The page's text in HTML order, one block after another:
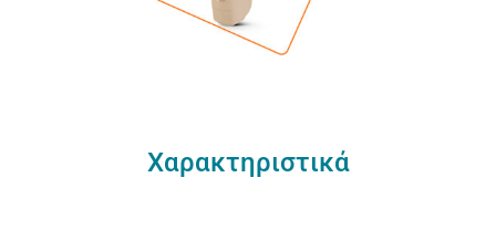
Χαρακτηριστικά